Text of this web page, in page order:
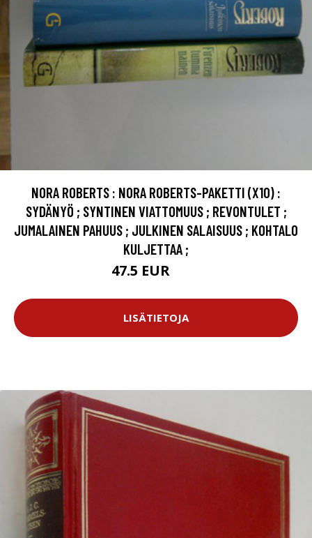
NORA ROBERTS : NORA ROBERTS-PAKETTI (X10) :
SYDÄNYÖ ; SYNTINEN VIATTOMUUS ; REVONTULET ;
JUMALAINEN PAHUUS ; JULKINEN SALAISUUS ; KOHTALO
KULJETTAA ;
47.5 EUR
LISÄTIETOJA